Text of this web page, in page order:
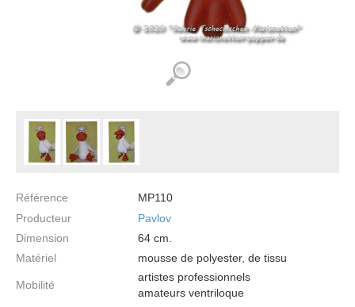
Référence
MP110
Producteur
Pavlov
Dimension
64 cm.
Matériel
mousse de polyester, de tissu
Mobilité
artistes professionnels
amateurs ventriloque